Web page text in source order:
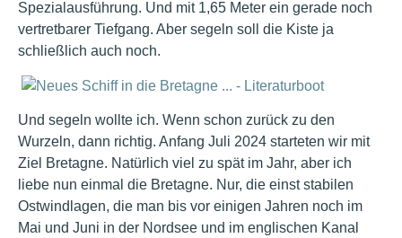
Spezialausführung. Und mit 1,65 Meter ein gerade noch
vertretbarer Tiefgang. Aber segeln soll die Kiste ja
schließlich auch noch.
Und segeln wollte ich. Wenn schon zurück zu den
Wurzeln, dann richtig. Anfang Juli 2024 starteten wir mit
Ziel Bretagne. Natürlich viel zu spät im Jahr, aber ich
liebe nun einmal die Bretagne. Nur, die einst stabilen
Ostwindlagen, die man bis vor einigen Jahren noch im
Mai und Juni in der Nordsee und im englischen Kanal